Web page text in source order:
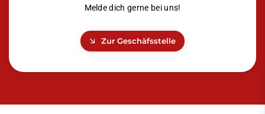
Melde dich gerne bei uns!
Zur Geschäfsstelle